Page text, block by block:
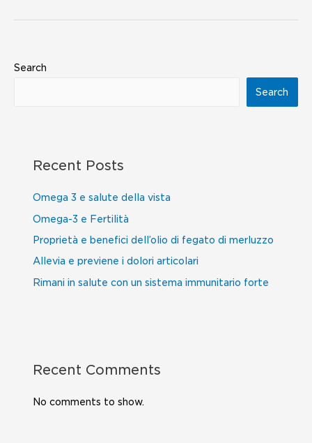
Search
Search
Recent Posts
Omega 3 e salute della vista
Omega-3 e Fertilità
Proprietà e benefici dell’olio di fegato di merluzzo
Allevia e previene i dolori articolari
Rimani in salute con un sistema immunitario forte
Recent Comments
No comments to show.